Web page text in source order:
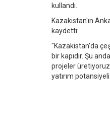
kullandı.
Kazakistan'ın
kaydetti:
"Kazakistan’da
bir kapıdır. Şu
projeler
yatırım